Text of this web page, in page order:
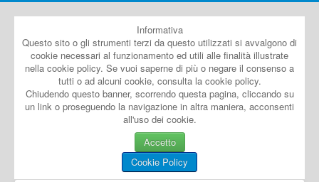
Informativa
Questo sito o gli strumenti terzi da questo utilizzati si avvalgono di
cookie necessari al funzionamento ed utili alle finalità illustrate
nella cookie policy. Se vuoi saperne di più o negare il consenso a
tutti o ad alcuni cookie, consulta la cookie policy.
Chiudendo questo banner, scorrendo questa pagina, cliccando su
un link o proseguendo la navigazione in altra maniera, acconsenti
all'uso dei cookie.
Accetto
Cookie Policy